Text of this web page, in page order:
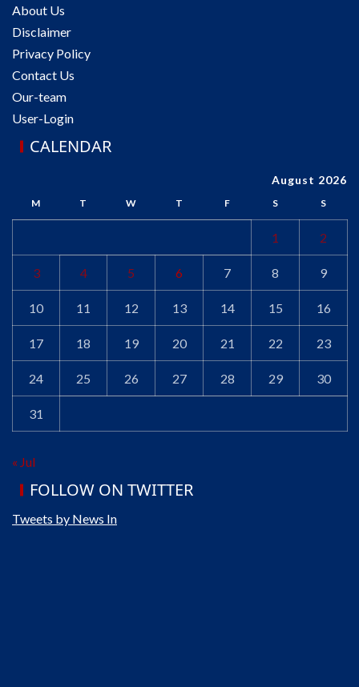
About Us
Disclaimer
Privacy Policy
Contact Us
Our-team
User-Login
CALENDAR
August 2026
M T W T F S S
1 2
3 4 5 6 7 8 9
10 11 12 13 14 15 16
17 18 19 20 21 22 23
24 25 26 27 28 29 30
31
« Jul
FOLLOW ON TWITTER
Tweets by News In